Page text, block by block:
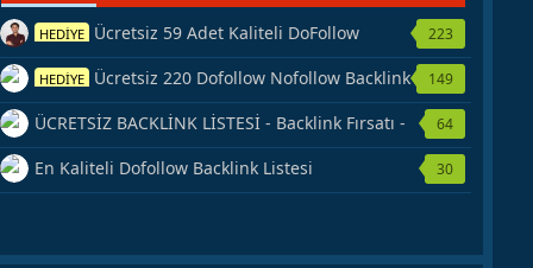
HEDİYE Ücretsiz 59 Adet Kaliteli DoFollow
Backlink Kaynağı Veriyorum.
223
HEDİYE Ücretsiz 220 Dofollow Nofollow Backlink
Veriyorum
149
ÜCRETSİZ BACKLİNK LİSTESİ - Backlink Fırsatı -
Hemen Yetiş!
64
En Kaliteli Dofollow Backlink Listesi 30